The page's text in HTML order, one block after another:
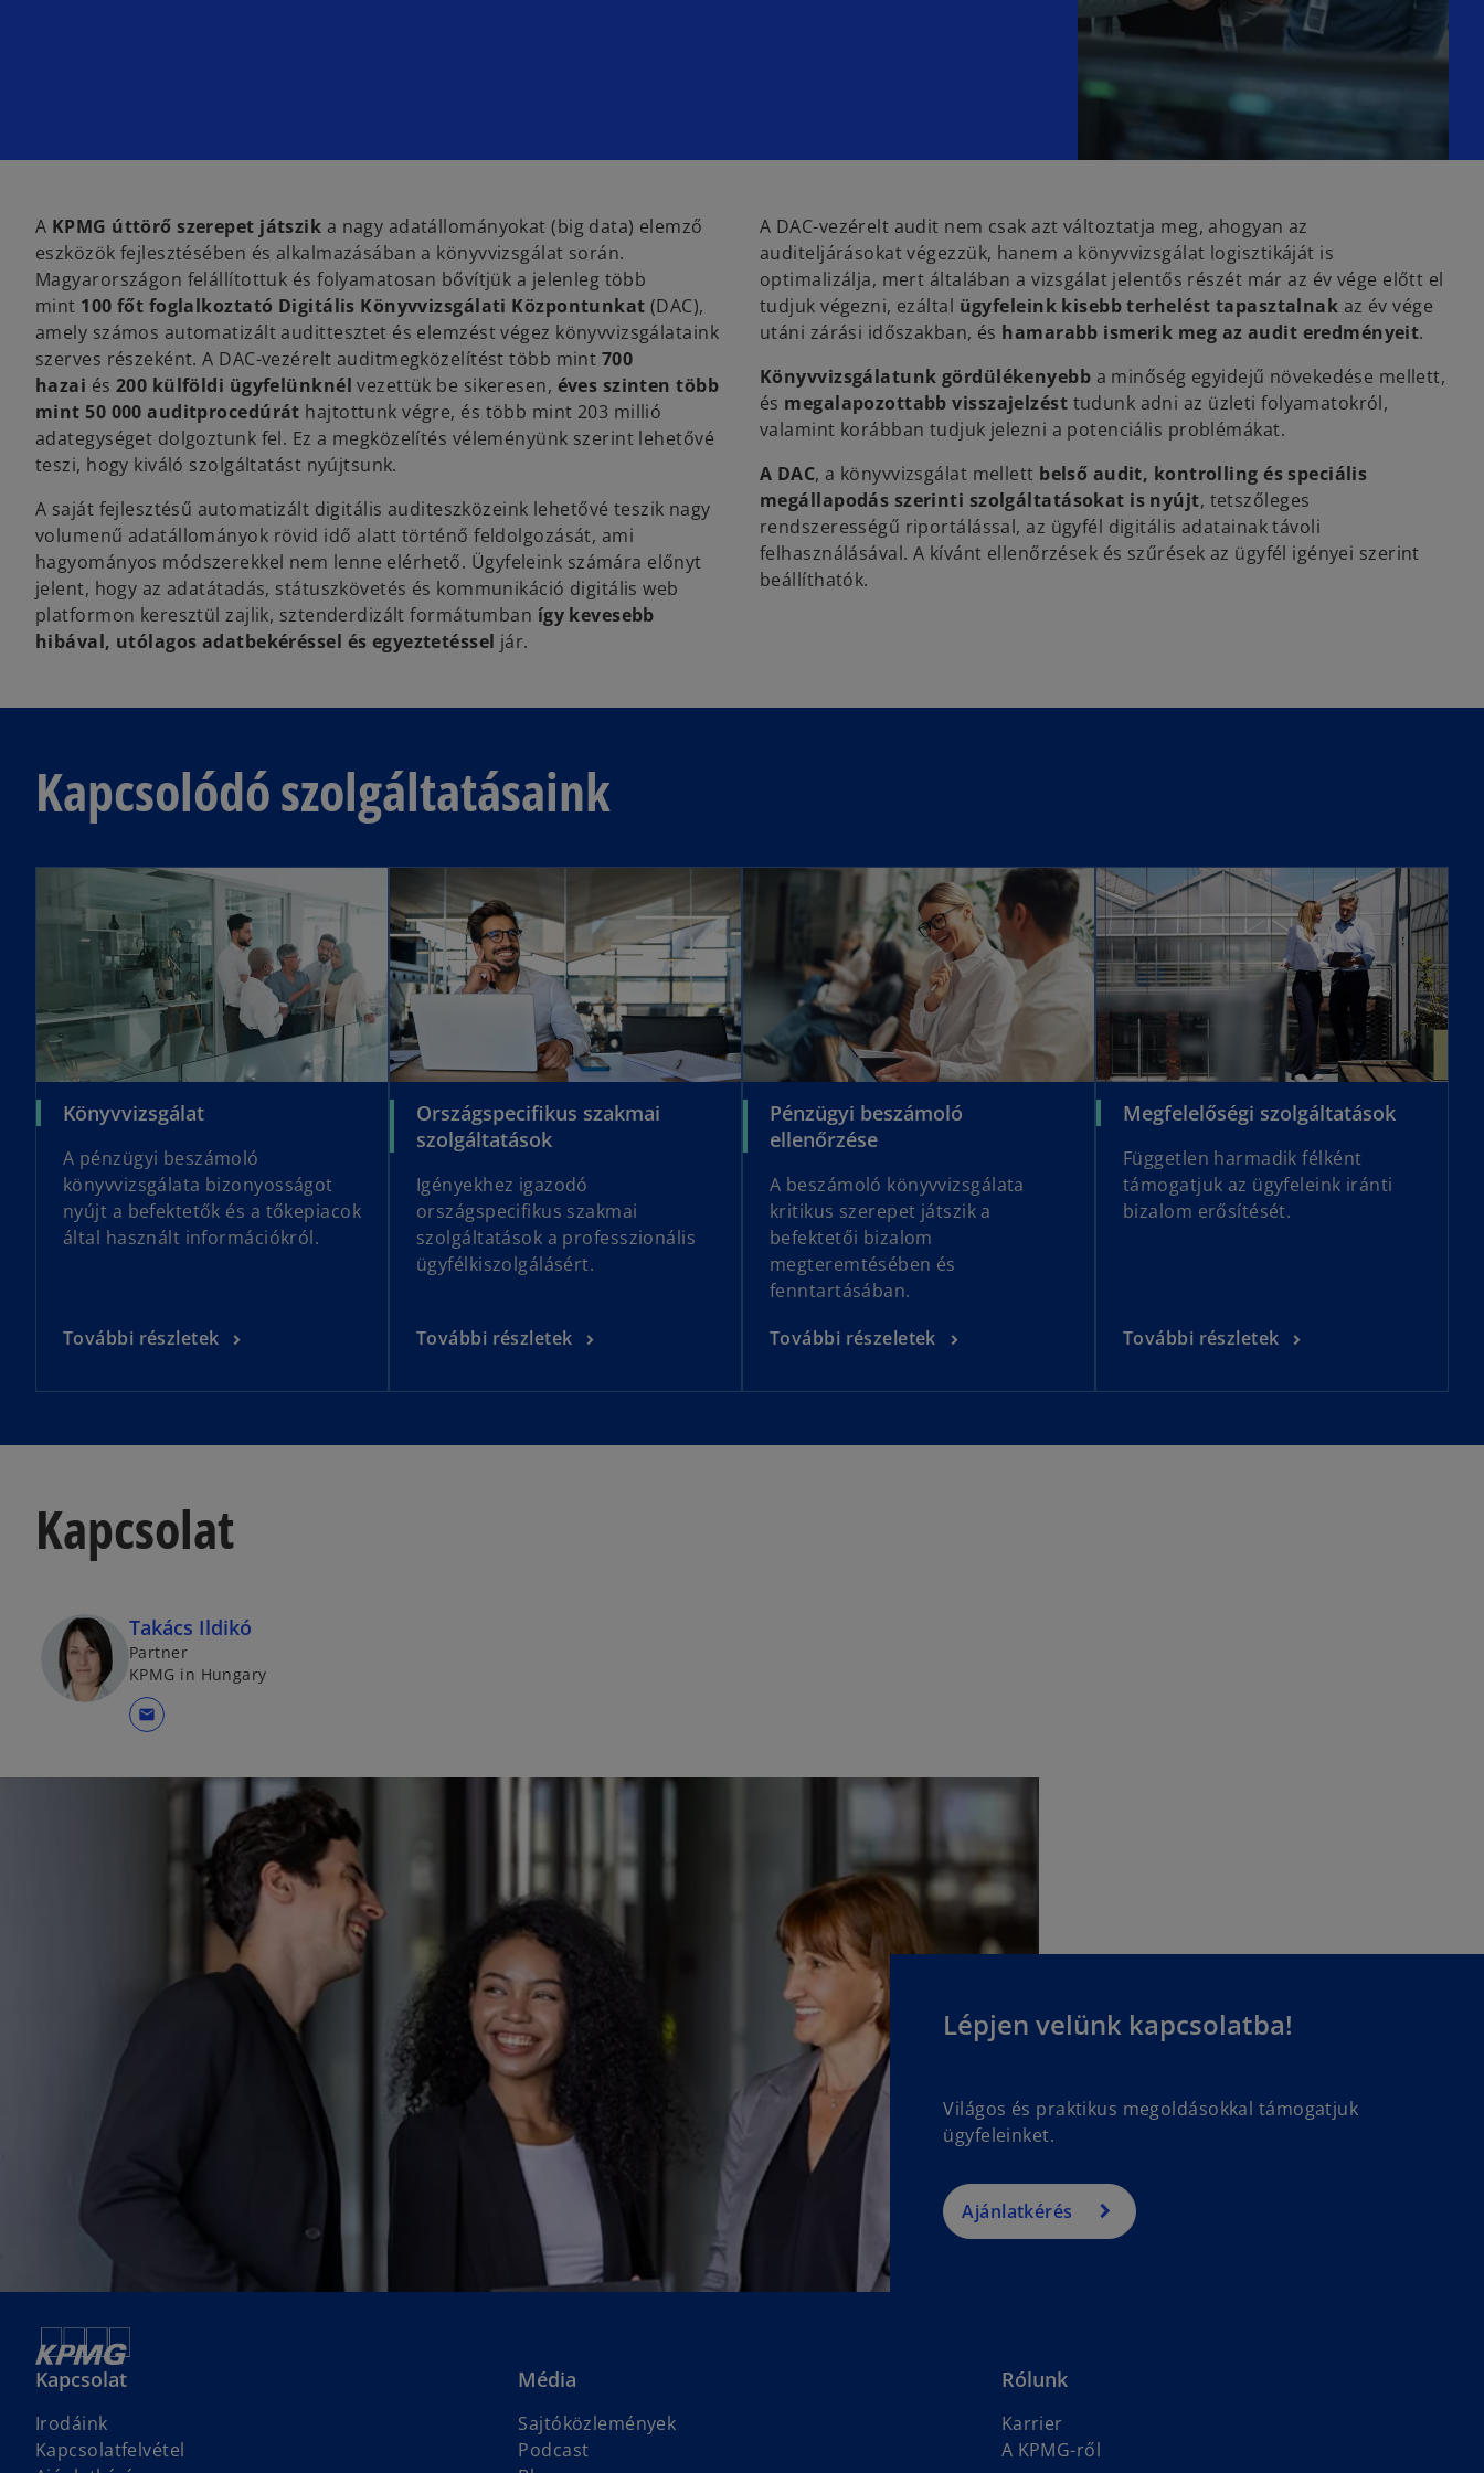
A KPMG úttörő szerepet játszik a nagy adatállományokat (big data) elemző
eszközök fejlesztésében és alkalmazásában a könyvvizsgálat során.
Magyarországon felállítottuk és folyamatosan bővítjük a jelenleg több
mint 100 főt foglalkoztató Digitális Könyvvizsgálati Központunkat (DAC),
amely számos automatizált audittesztet és elemzést végez könyvvizsgálataink
szerves részeként. A DAC-vezérelt auditmegközelítést több mint 700
hazai és 200 külföldi ügyfelünknél vezettük be sikeresen, éves szinten több
mint 50 000 auditprocedúrát hajtottunk végre, és több mint 203 millió
adategységet dolgoztunk fel. Ez a megközelítés véleményünk szerint lehetővé
teszi, hogy kiváló szolgáltatást nyújtsunk.
A saját fejlesztésű automatizált digitális auditeszközeink lehetővé teszik nagy
volumenű adatállományok rövid idő alatt történő feldolgozását, ami
hagyományos módszerekkel nem lenne elérhető. Ügyfeleink számára előnyt
jelent, hogy az adatátadás, státuszkövetés és kommunikáció digitális web
platformon keresztül zajlik, sztenderdizált formátumban így kevesebb
hibával, utólagos adatbekéréssel és egyeztetéssel jár.
A DAC-vezérelt audit nem csak azt változtatja meg, ahogyan az
auditeljárásokat végezzük, hanem a könyvvizsgálat logisztikáját is
optimalizálja, mert általában a vizsgálat jelentős részét már az év vége előtt el
tudjuk végezni, ezáltal ügyfeleink kisebb terhelést tapasztalnak az év vége
utáni zárási időszakban, és hamarabb ismerik meg az audit eredményeit.
Könyvvizsgálatunk gördülékenyebb a minőség egyidejű növekedése mellett,
és megalapozottabb visszajelzést tudunk adni az üzleti folyamatokról,
valamint korábban tudjuk jelezni a potenciális problémákat.
A DAC, a könyvvizsgálat mellett belső audit, kontrolling és speciális
megállapodás szerinti szolgáltatásokat is nyújt, tetszőleges
rendszerességű riportálással, az ügyfél digitális adatainak távoli
felhasználásával. A kívánt ellenőrzések és szűrések az ügyfél igényei szerint
beállíthatók.
Kapcsolódó szolgáltatásaink
Könyvvizsgálat
A pénzügyi beszámoló
könyvvizsgálata bizonyosságot
nyújt a befektetők és a tőkepiacok
által használt információkról.
További részletek
Országspecifikus szakmai
szolgáltatások
Igényekhez igazodó
országspecifikus szakmai
szolgáltatások a professzionális
ügyfélkiszolgálásért.
További részletek
Pénzügyi beszámoló
ellenőrzése
A beszámoló könyvvizsgálata
kritikus szerepet játszik a
befektetői bizalom
megteremtésében és
fenntartásában.
További részeletek
Megfelelőségi szolgáltatások
Független harmadik félként
támogatjuk az ügyfeleink iránti
bizalom erősítését.
További részletek
Kapcsolat
Takács Ildikó
Partner
KPMG in Hungary
mail
Lépjen velünk kapcsolatba!
Világos és praktikus megoldásokkal támogatjuk
ügyfeleinket.
Ajánlatkérés
Kapcsolat
Irodáink
Kapcsolatfelvétel
Média
Sajtóközlemények
Podcast
Rólunk
Karrier
A KPMG-ről